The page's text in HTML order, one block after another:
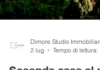
Dimore Studio Immobiliare